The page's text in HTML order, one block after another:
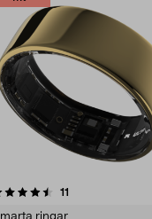
11
ringar
5.0 av 5 stjärnor